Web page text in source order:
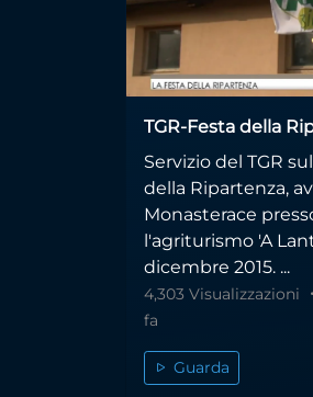
TGR-Festa della
Servizio del TGR
della Ripartenza,
Monasterace
l'agriturismo 'A
dicembre 2015. ...
4,303 Visualizzazioni
fa
Guarda